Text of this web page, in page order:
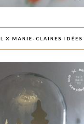
X MARIE-CLAIRES IDÉES